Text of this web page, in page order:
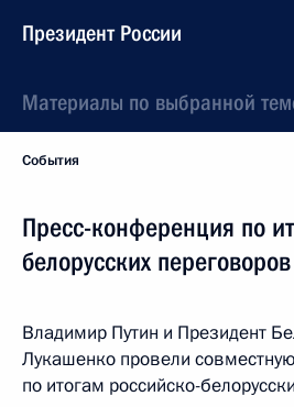
Президент России
Материалы по выбранной
События
Пресс-конференция по
белорусских переговоров
Владимир Путин и Президент
Лукашенко провели
по итогам российско-